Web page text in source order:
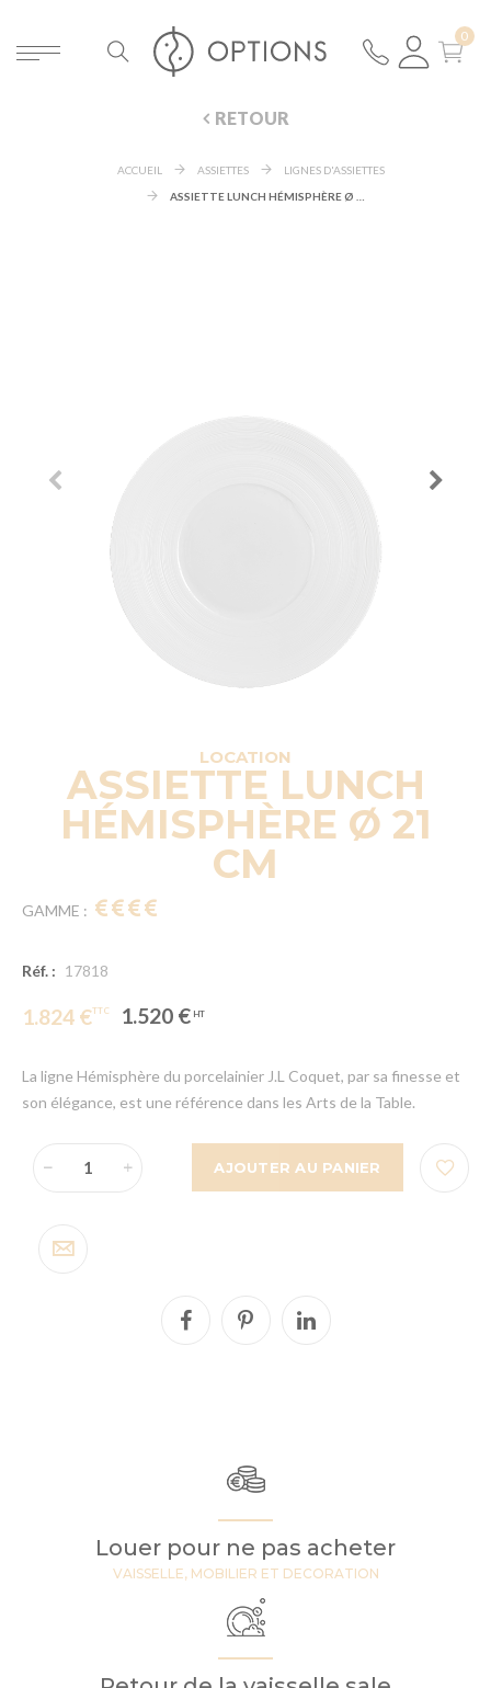
RETOUR
ACCUEIL ASSIETTES
LIGNES D'ASSIETTES
LOCATION
ASSIETTE LUNCH
HÉMISPHÈRE Ø 21
CM
GAMME :
Réf. : 17818
1.824 € 1.520 €
La ligne Hémisphère du porcelainier J.L Coquet, par sa finesse et
son élégance, est une référence dans les Arts de la Table.
AJOUTER AU PANIER
Louer pour ne pas acheter
VAISSELLE, MOBILIER ET DECORATION